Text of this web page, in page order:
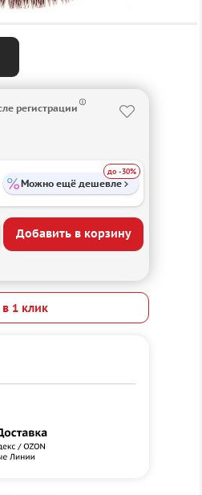
регистрации
Можно ещё дешевле
до -30%
Добавить в корзину
1 клик